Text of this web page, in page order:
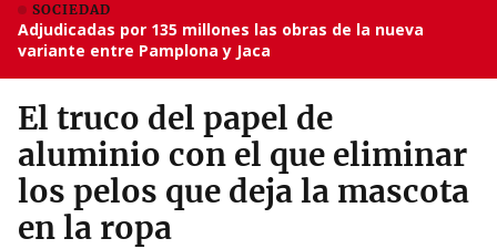
SOCIEDAD
Adjudicadas por 135 millones las obras de la nueva
variante entre Pamplona y Jaca
El truco del papel de
aluminio con el que eliminar
los pelos que deja la mascota
en la ropa